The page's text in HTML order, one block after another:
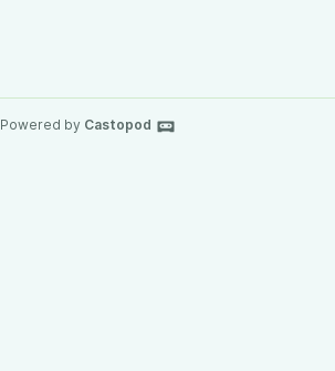
Powered by Castopod